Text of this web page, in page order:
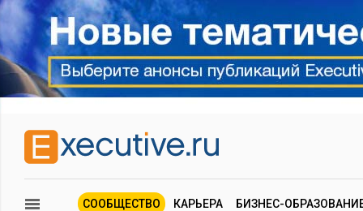
СООБЩЕСТВО КАРЬЕРА БИЗНЕС-